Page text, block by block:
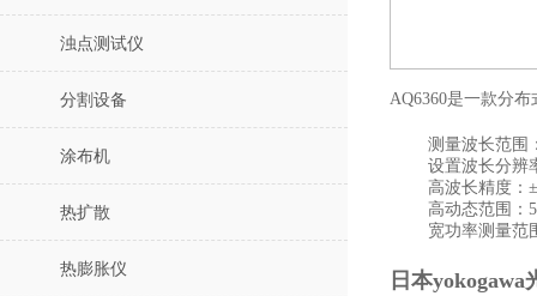
浊点测试仪
分割设备
涂布机
热扩散
热膨胀仪
AQ6360是一款分
测量波长范围
设置波长分辨
高波长精度：
高动态范围：
宽功率测量范
日本yokogawa